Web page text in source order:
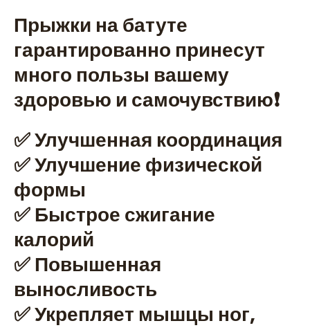
Прыжки на батуте
гарантированно принесут
много пользы вашему
здоровью и самочувствию❗
✅ Улучшенная координация
✅ Улучшение физической
формы
✅ Быстрое сжигание
калорий
✅ Повышенная
выносливость
✅ Укрепляет мышцы ног,